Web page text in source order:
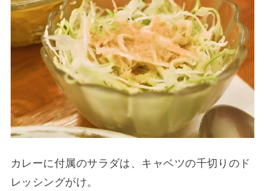
カレーに付属のサラダは、キャベツの千切りのド
レッシングがけ。